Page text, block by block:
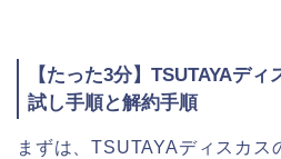
【たった3分】TSUTAYAデ
試し手順と解約手順
まずは、TSUTAYAディスカス